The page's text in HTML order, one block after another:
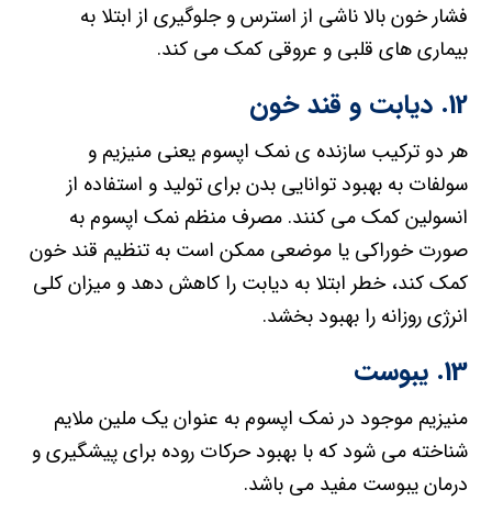
فشار خون بالا ناشی از استرس و جلوگیری از ابتلا به
بیماری های قلبی و عروقی کمک می کند.
12. دیابت و قند خون
هر دو ترکیب سازنده ی نمک اپسوم یعنی منیزیم و
سولفات به بهبود توانایی بدن برای تولید و استفاده از
انسولین کمک می کنند. مصرف منظم نمک اپسوم به
صورت خوراکی یا موضعی ممکن است به تنظیم قند خون
کمک کند، خطر ابتلا به دیابت را کاهش دهد و میزان کلی
انرژی روزانه را بهبود بخشد.
13. یبوست
منیزیم موجود در نمک اپسوم به عنوان یک ملین ملایم
شناخته می شود که با بهبود حرکات روده برای پیشگیری و
درمان یبوست مفید می باشد.